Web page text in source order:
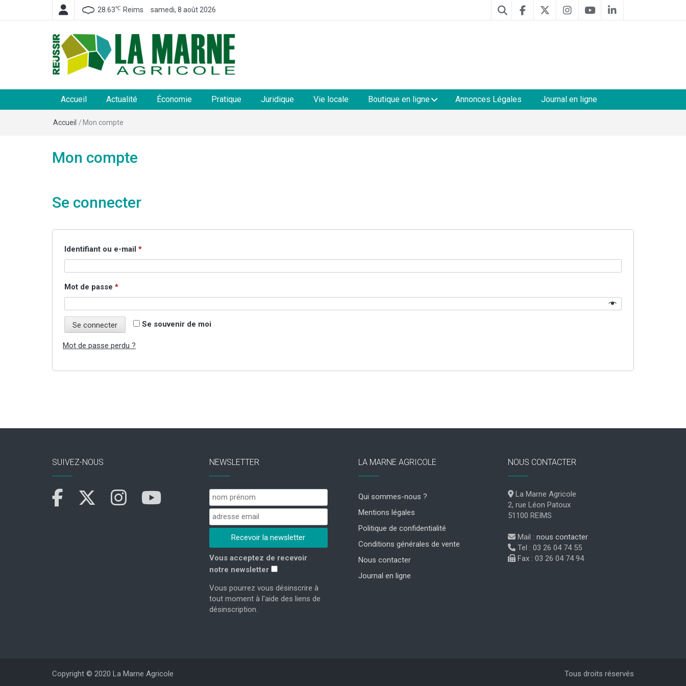
28.63℃ Reims samedi, 8 août 2026
La Marne Agricole
et rurales
Accueil Actualité Économie Pratique Juridique Vie locale Boutique en ligne Annonces Légales Journal en ligne
Accueil / Mon compte
Mon compte
Se connecter
Identifiant ou e-mail *Obligatoire
Mot de passe *Obligatoire
Se souvenir de moi
Se connecter
Mot de passe perdu ?
SUIVEZ-NOUS NEWSLETTER
Vous acceptez de recevoir
notre newsletter
Vous pourrez vous désinscrire à
tout moment à l'aide des liens de
désinscription.
LA MARNE AGRICOLE
Qui sommes-nous ?
Mentions légales
Politique de confidentialité
Conditions générales de vente
Nous contacter
Journal en ligne
NOUS CONTACTER
La Marne Agricole
2, rue Léon Patoux
51100 REIMS
Mail : nous contacter
Tel : 03 26 04 74 55
Fax : 03 26 04 74 94
Copyright © 2020 La Marne Agricole Tous droits réservés